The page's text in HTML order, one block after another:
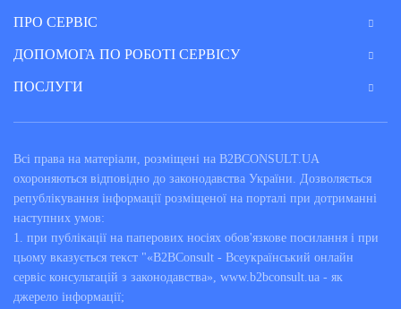
ПРО СЕРВІС
ДОПОМОГА ПО РОБОТІ СЕРВІСУ
ПОСЛУГИ
Всі права на матеріали, розміщені на B2BCONSULT.UA
охороняються відповідно до законодавства України. Дозволяється
републікування інформації розміщеної на порталі при дотриманні
наступних умов:
1. при публікації на паперових носіях обов'язкове посилання і при
цьому вказується текст "«B2BConsult - Всеукраїнський онлайн
сервіс консультацій з законодавства», www.b2bconsult.ua - як
джерело інформації;